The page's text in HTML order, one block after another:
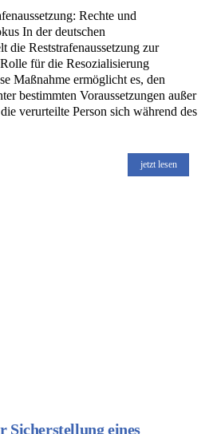
Rechte und
In der deutschen
die Reststrafenaussetzung zur
für die Resozialisierung
Maßnahme ermöglicht es, den
bestimmten Voraussetzungen außer
verurteilte Person sich während des
jetzt lesen
Sicherstellung eines